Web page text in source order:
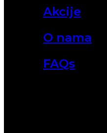
Akcije
O nama
FAQs